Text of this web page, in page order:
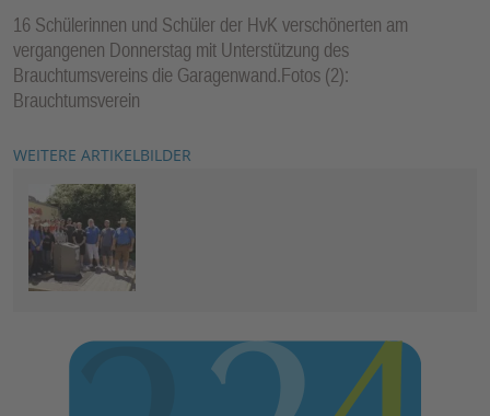
16 Schülerinnen und Schüler der HvK verschönerten am
vergangenen Donnerstag mit Unterstützung des
Brauchtumsvereins die Garagenwand.Fotos (2):
Brauchtumsverein
WEITERE ARTIKELBILDER